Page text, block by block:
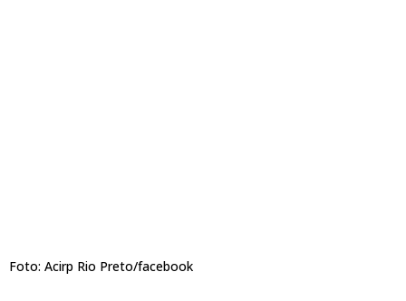
Foto: Acirp Rio Preto/facebook